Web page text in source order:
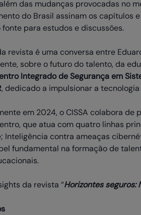
das mudanças provocadas no
do Brasil assinam os capítulos
fonte para estudos e discussões.
revista é uma conversa entre
sobre o futuro do talento, da
Integrado de Segurança em
, dedicado a impulsionar a
em 2024, o CISSA colabora
que atua com quatro linhas
Inteligência contra ameaças
fundamental na formação de
da revista “Horizontes seguros: